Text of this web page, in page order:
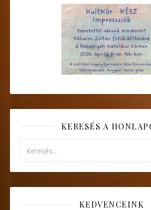
KERESÉS A
KEDVENCEINK